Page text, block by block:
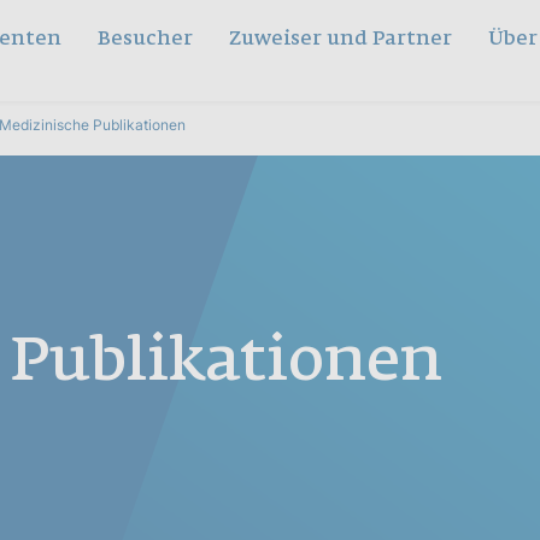
Besucher Zuweiser und Partner
Medizinische Publikationen